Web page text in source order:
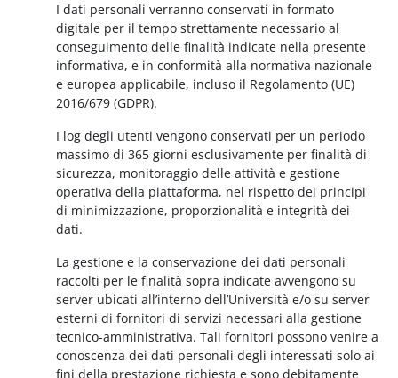
I dati personali verranno conservati in formato
digitale per il tempo strettamente necessario al
conseguimento delle finalità indicate nella presente
informativa, e in conformità alla normativa nazionale
e europea applicabile, incluso il Regolamento (UE)
2016/679 (GDPR).
I log degli utenti vengono conservati per un periodo
massimo di 365 giorni esclusivamente per finalità di
sicurezza, monitoraggio delle attività e gestione
operativa della piattaforma, nel rispetto dei principi
di minimizzazione, proporzionalità e integrità dei
dati.
La gestione e la conservazione dei dati personali
raccolti per le finalità sopra indicate avvengono su
server ubicati all’interno dell’Università e/o su server
esterni di fornitori di servizi necessari alla gestione
tecnico-amministrativa. Tali fornitori possono venire a
conoscenza dei dati personali degli interessati solo ai
fini della prestazione richiesta e sono debitamente